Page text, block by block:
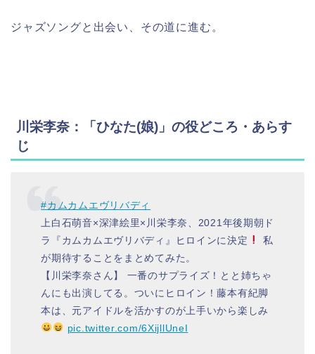
ジャズソングと出会い、その道に進む。
川栄李奈：「ひなた(娘)」の役どころ・あらす
じ
#カムカムエヴリバディ
上白石萌音×深津絵里×川栄李奈、2021年後期朝ド
ラ『カムカムエヴリバディ』ヒロインに決定
私
が期待することをまとめてみた。
【川栄李奈さん】 一番のサプライズ！とと姉ちゃ
んにも出演してる。ついにヒロイン！藤本有紀脚
本は、元アイドルを活かすのが上手いから楽しみ
pic.twitter.com/6XijllUneI